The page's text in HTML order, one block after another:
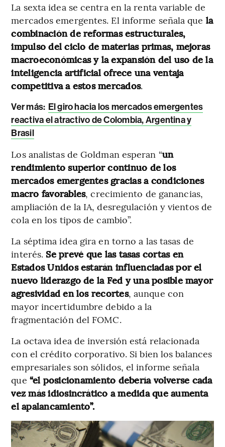
La sexta idea se centra en la renta variable de
mercados emergentes. El informe señala que la
combinación de reformas estructurales,
impulso del ciclo de materias primas, mejoras
macroeconómicas y la expansión del uso de la
inteligencia artificial ofrece una ventaja
competitiva a estos mercados.
Ver más: El giro hacia los mercados emergentes
reactiva el atractivo de Colombia, Argentina y
Brasil
Los analistas de Goldman esperan “un
rendimiento superior continuo de los
mercados emergentes gracias a condiciones
macro favorables, crecimiento de ganancias,
ampliación de la IA, desregulación y vientos de
cola en los tipos de cambio”.
La séptima idea gira en torno a las tasas de
interés. Se prevé que las tasas cortas en
Estados Unidos estarán influenciadas por el
nuevo liderazgo de la Fed y una posible mayor
agresividad en los recortes, aunque con
mayor incertidumbre debido a la
fragmentación del FOMC.
La octava idea de inversión está relacionada
con el crédito corporativo. Si bien los balances
empresariales son sólidos, el informe señala
que “el posicionamiento debería volverse cada
vez más idiosincrático a medida que aumenta
el apalancamiento”.